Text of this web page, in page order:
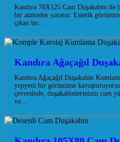
Kandıra 70X125 Cam Duşakabin ile
bir atmosfer yaratın. Estetik
çıkan bu…
Kandıra Ağaçağıl
Kandıra Ağaçağıl Duşakabin
yepyeni bir görünüme
çevresinde, duşakabinlerinizin cam
ve…